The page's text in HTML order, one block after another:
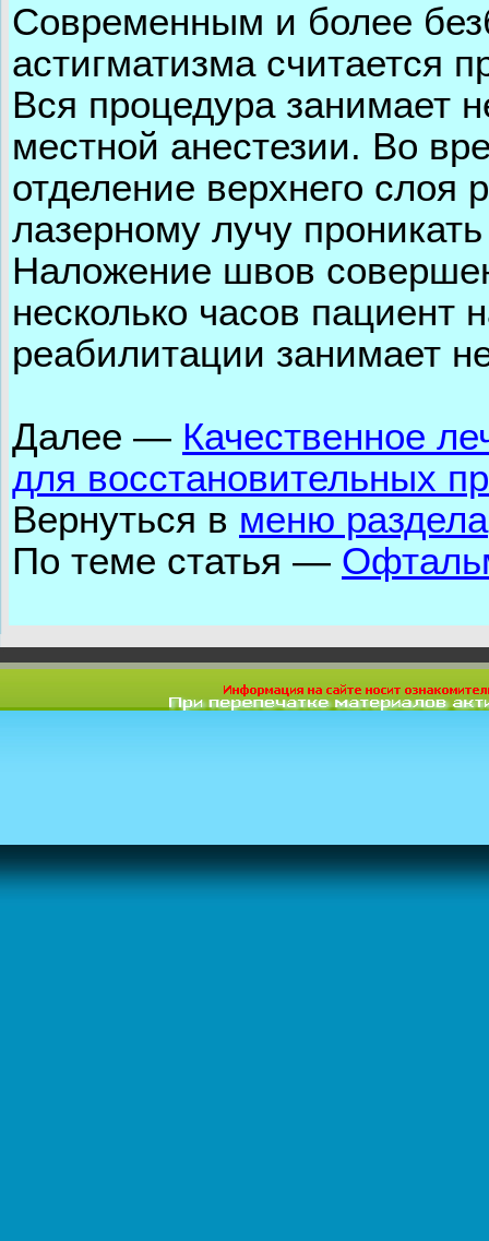
Современным и более
астигматизма считается
Вся процедура занимает
местной анестезии. Во
отделение верхнего слоя
лазерному лучу
Наложение швов
несколько часов пациент
реабилитации занимает
Далее — Качественное
для восстановительных
Вернуться в меню раздела
По теме статья —